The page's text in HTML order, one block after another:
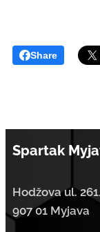
Share
Spartak
Hodžova ul.
907 01 Myjava